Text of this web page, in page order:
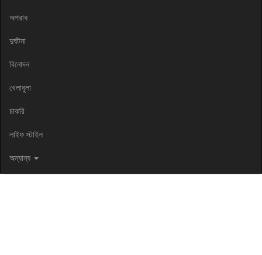
অপরাধ
দুর্ঘটনা
বিনোদন
খেলাধুলা
চাকরি
লাইফ স্টাইল
অন্যান্য